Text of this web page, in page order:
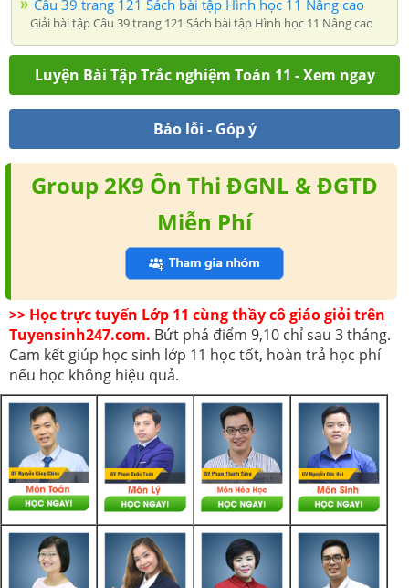
Câu 39 trang 121 Sách bài tập Hình học 11 Nâng cao
Giải bài tập Câu 39 trang 121 Sách bài tập Hình học 11 Nâng cao
Luyện Bài Tập Trắc nghiệm Toán 11 - Xem ngay
Báo lỗi - Góp ý
Group 2K9 Ôn Thi ĐGNL & ĐGTD
Miễn Phí
>> Học trực tuyến Lớp 11 cùng thầy cô giáo giỏi trên
Tuyensinh247.com. Bứt phá điểm 9,10 chỉ sau 3 tháng.
Cam kết giúp học sinh lớp 11 học tốt, hoàn trả học phí
nếu học không hiệu quả.